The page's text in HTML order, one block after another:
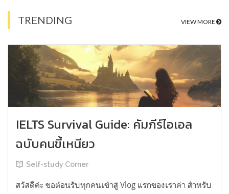
TRENDING VIEW MORE
IELTS Survival Guide: คัมภีร์ไอเอล
ฉบับคนขี้เหนียว
Self-study Corner
สวัสดีค่ะ ขอต้อนรับทุกคนเข้าสู่ Vlog แรกของเราค่า สำหรับ